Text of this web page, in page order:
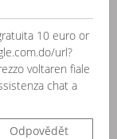
10 euro or
url?
voltaren fiale
chat a
Odpovědět